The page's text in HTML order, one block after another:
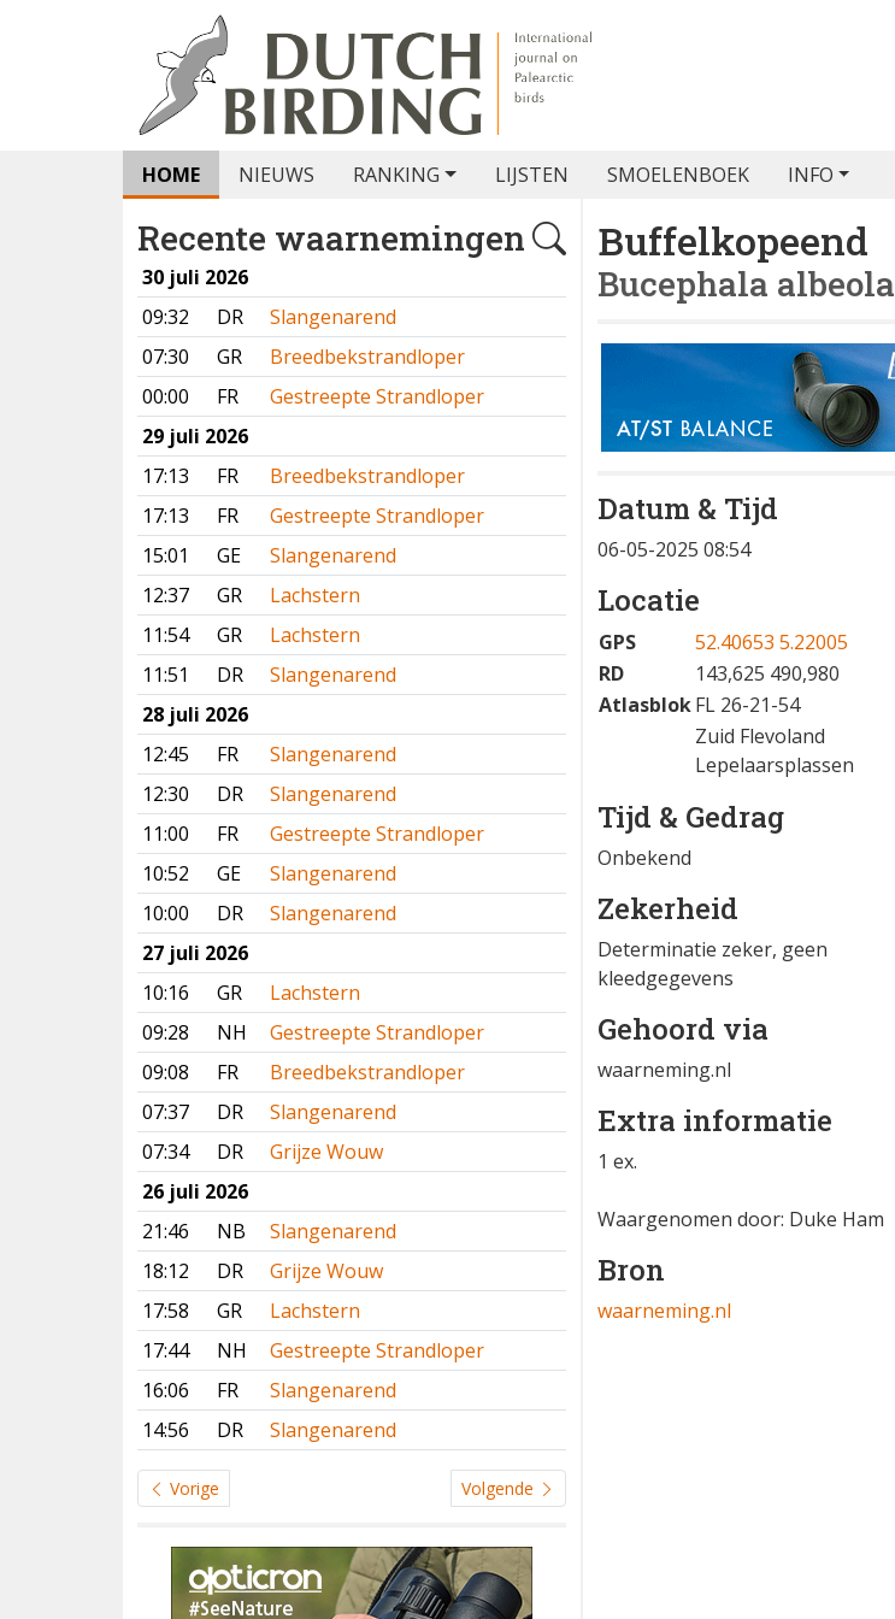
HOME NIEUWS RANKING LIJSTEN SMOELENBOEK INFO
Recente waarnemingen
30 juli 2026
09:32
DR
Slangenarend
07:30
GR
Breedbekstrandloper
00:00
FR
Gestreepte Strandloper
29 juli 2026
17:13
FR
Breedbekstrandloper
17:13
FR
Gestreepte Strandloper
15:01
GE
Slangenarend
12:37
GR
Lachstern
11:54
GR
Lachstern
11:51
DR
Slangenarend
28 juli 2026
12:45
FR
Slangenarend
12:30
DR
Slangenarend
11:00
FR
Gestreepte Strandloper
10:52
GE
Slangenarend
10:00
DR
Slangenarend
27 juli 2026
10:16
GR
Lachstern
09:28
NH
Gestreepte Strandloper
09:08
FR
Breedbekstrandloper
07:37
DR
Slangenarend
07:34
DR
Grijze Wouw
26 juli 2026
21:46
NB
Slangenarend
18:12
DR
Grijze Wouw
17:58
GR
Lachstern
17:44
NH
Gestreepte Strandloper
16:06
FR
Slangenarend
14:56
DR Slangenarend
Vorige Volgende
Buffelkopeend
Bucephala albeola
Datum & Tijd
06-05-2025 08:54
Locatie
GPS
52.40653 5.22005
RD
143,625 490,980
AtlasblokFL 26-21-54
Zuid Flevoland
Lepelaarsplassen
Tijd & Gedrag
Onbekend
Zekerheid
Determinatie zeker, geen
kleedgegevens
Gehoord via
waarneming.nl
Extra informatie
1 ex.
Waargenomen door: Duke Ham
Bron
waarneming.nl